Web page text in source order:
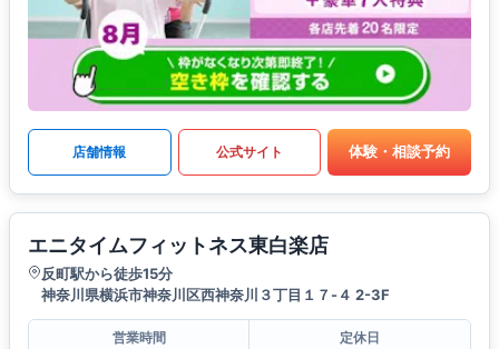
店舗情報 公式サイト 体験・相談予約
エニタイムフィットネス東白楽店
反町駅から徒歩15分
神奈川県横浜市神奈川区西神奈川３丁目１７-４ 2-3F
営業時間
定休日